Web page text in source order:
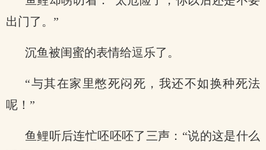
出门了。”
沉鱼被闺蜜的表情给逗乐了。
“与其在家里憋死闷死，我还不如换种死法
呢！”
鱼鲤听后连忙呸呸呸了三声：“说的这是什么